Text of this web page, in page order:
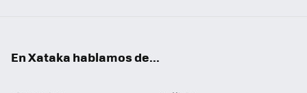
En Xataka hablamos de...